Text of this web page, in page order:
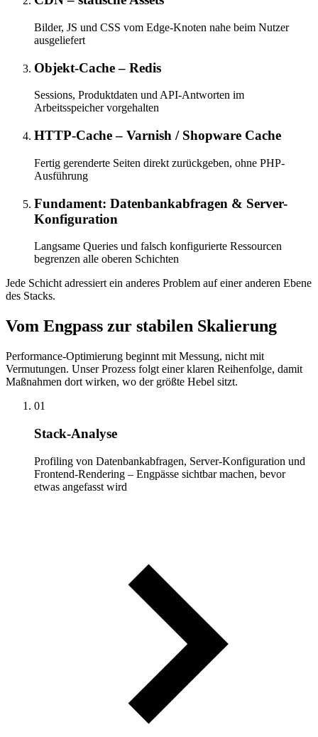
Bilder, JS und CSS vom Edge-Knoten nahe beim Nutzer
ausgeliefert
Objekt-Cache – Redis
Sessions, Produktdaten und API-Antworten im
Arbeitsspeicher vorgehalten
HTTP-Cache – Varnish / Shopware Cache
Fertig gerenderte Seiten direkt zurückgeben, ohne PHP-
Ausführung
Fundament: Datenbankabfragen & Server-
Konfiguration
Langsame Queries und falsch konfigurierte Ressourcen
begrenzen alle oberen Schichten
Jede Schicht adressiert ein anderes Problem auf einer anderen Ebene
des Stacks.
Vom Engpass zur stabilen Skalierung
Performance-Optimierung beginnt mit Messung, nicht mit
Vermutungen. Unser Prozess folgt einer klaren Reihenfolge, damit
Maßnahmen dort wirken, wo der größte Hebel sitzt.
01
Stack-Analyse
Profiling von Datenbankabfragen, Server-Konfiguration und
Frontend-Rendering – Engpässe sichtbar machen, bevor
etwas angefasst wird